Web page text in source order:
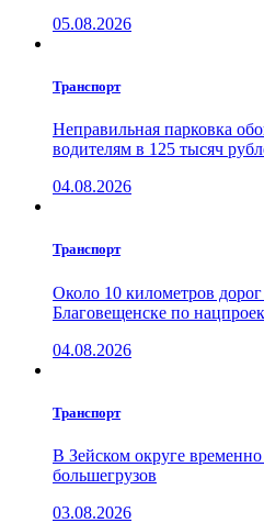
05.08.2026
Транспорт
Неправильная парковка
водителям в 125 тысяч
04.08.2026
Транспорт
Около 10 километров
Благовещенске по
04.08.2026
Транспорт
В Зейском округе
большегрузов
03.08.2026